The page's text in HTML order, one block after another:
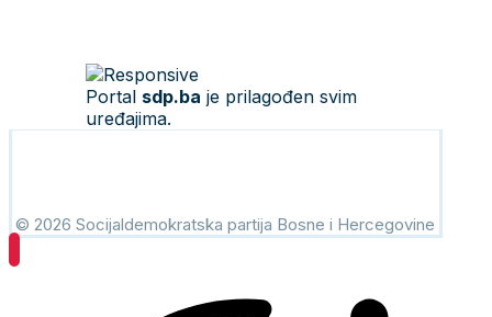
Portal sdp.ba je prilagođen svim
uređajima.
© 2026 Socijaldemokratska partija Bosne i Hercegovine